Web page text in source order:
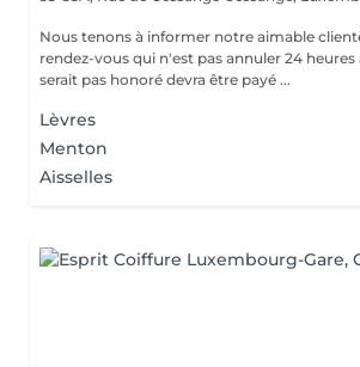
Nous tenons à informer notre aimable
rendez-vous qui n'est pas annuler 24
serait pas honoré devra être payé ...
Lèvres
Menton
Aisselles